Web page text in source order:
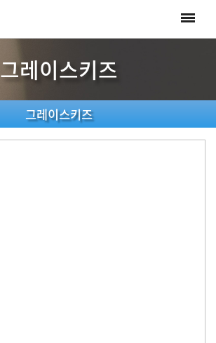
그레이스키즈
그레이스키즈